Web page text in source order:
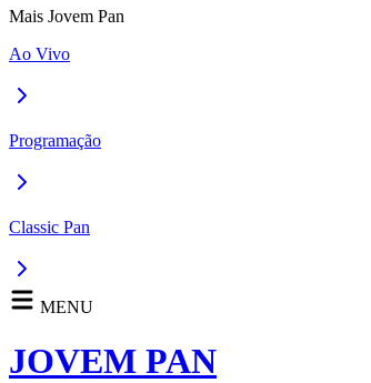
Mais Jovem Pan
Ao Vivo
Programação
Classic Pan
MENU
JOVEM PAN